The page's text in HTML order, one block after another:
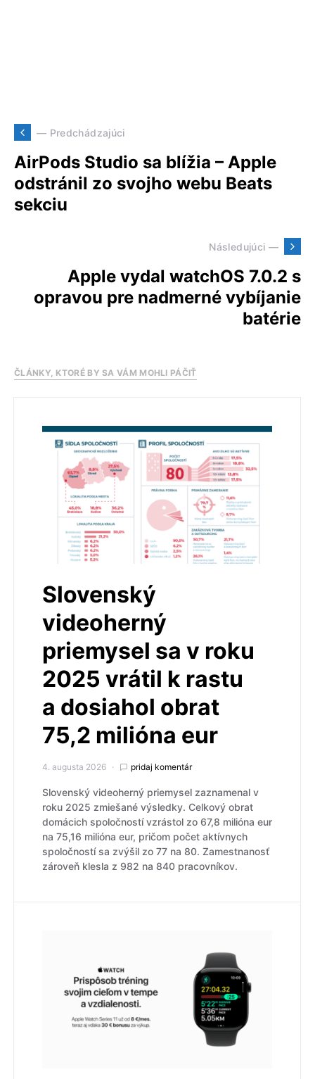
— Predchádzajúci
AirPods Studio sa blížia – Apple
odstránil zo svojho webu Beats
sekciu
Následujúci —
Apple vydal watchOS 7.0.2 s
opravou pre nadmerné vybíjanie
batérie
ČLÁNKY, KTORÉ BY SA VÁM MOHLI PÁČIŤ
Slovenský
videoherný
priemysel sa v roku
2025 vrátil k rastu
a dosiahol obrat
75,2 milióna eur
4. augusta 2026 pridaj komentár
Slovenský videoherný priemysel zaznamenal v
roku 2025 zmiešané výsledky. Celkový obrat
domácich spoločností vzrástol zo 67,8 milióna eur
na 75,16 milióna eur, pričom počet aktívnych
spoločností sa zvýšil zo 77 na 80. Zamestnanosť
zároveň klesla z 982 na 840 pracovníkov.